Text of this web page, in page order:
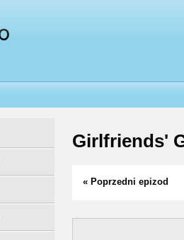
Girlfriends'
« Poprzedni epizod